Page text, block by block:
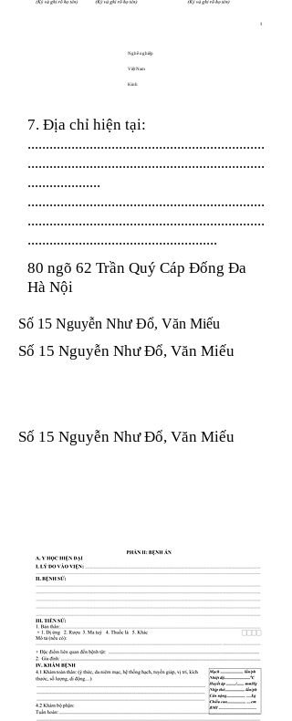
Nghề nghiệp
Việt Nam
Kinh
7. Địa chỉ hiện tại:
.................................................................
.................................................................
....................
.................................................................
.................................................................
....................................................
80 ngõ 62 Trần Quý Cáp Đống Đa
Hà Nội
Số 15 Nguyễn Như Đổ, Văn Miếu
Số 15 Nguyễn Như Đổ, Văn Miếu
Số 15 Nguyễn Như Đổ, Văn Miếu